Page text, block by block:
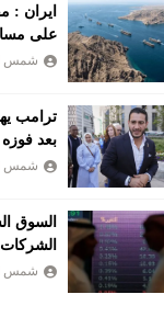
ايران :
على
شمس
ترامب
بعد فوزه
شمس
السوق
شمس